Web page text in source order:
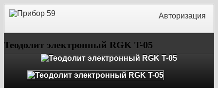
Авторизация
Теодолит электронный RGK T-05